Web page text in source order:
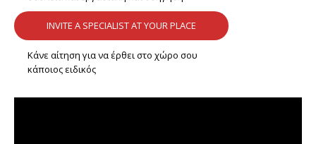
INVITE A SPECIALIST AT YOUR PLACE
Κάνε αίτηση για να έρθει στο χώρο σου
κάποιος ειδικός